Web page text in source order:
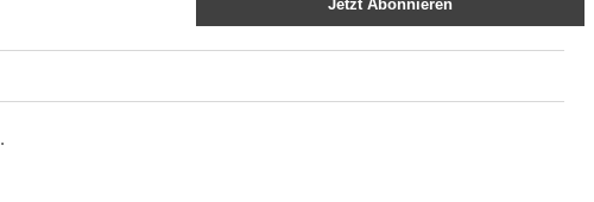
Jetzt Abonnieren
.